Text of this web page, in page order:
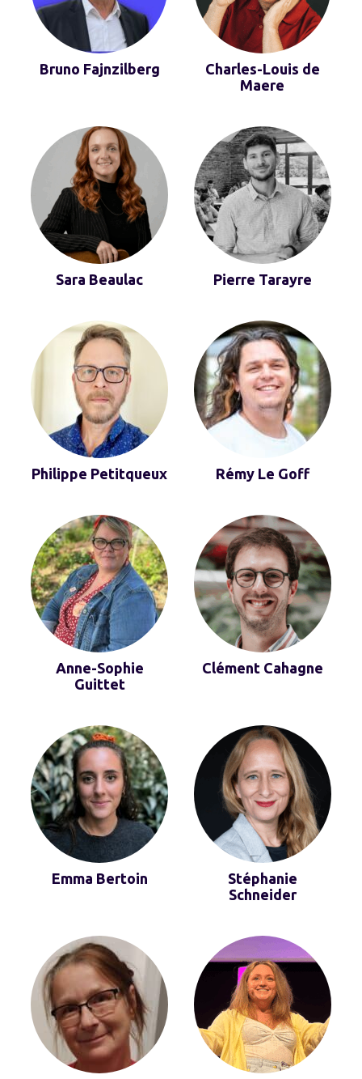
Bruno Fajnzilberg
Charles-Louis de
Maere
Sara Beaulac Pierre Tarayre
Philippe Petitqueux Rémy Le Goff
Anne-Sophie
Guittet
Clément Cahagne
Emma Bertoin
Stéphanie
Schneider